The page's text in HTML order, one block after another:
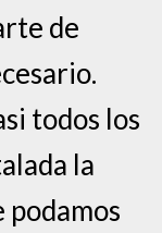
de
todos los
la
podamos